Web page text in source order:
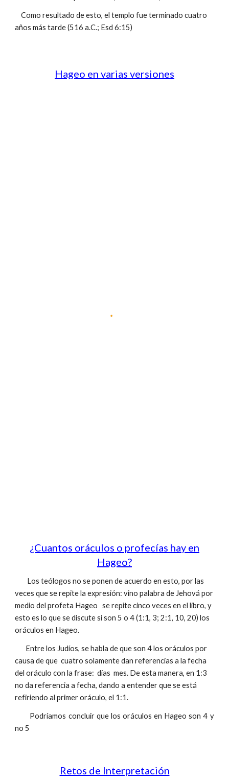
Como resultado de esto, el templo fue terminado cuatro
años más tarde (516 a.C.; Esd 6:15)
Hageo en varias versiones
¿Cuantos oráculos o profecías hay en
Hageo?
Los teólogos no se ponen de acuerdo en esto, por las
veces que se repite la expresión: vino palabra de Jehová por
medio del profeta Hageo se repite cinco veces en el libro, y
esto es lo que se discute si son 5 o 4 (1:1, 3; 2:1, 10, 20) los
oráculos en Hageo.
Entre los Judíos, se habla de que son 4 los oráculos por
causa de que cuatro solamente dan referencias a la fecha
del oráculo con la frase: días mes. De esta manera, en 1:3
no da referencia a fecha, dando a entender que se está
refiriendo al primer oráculo, el 1:1.
Podríamos concluir que los oráculos en Hageo son 4 y
no 5
Retos de Interpretación